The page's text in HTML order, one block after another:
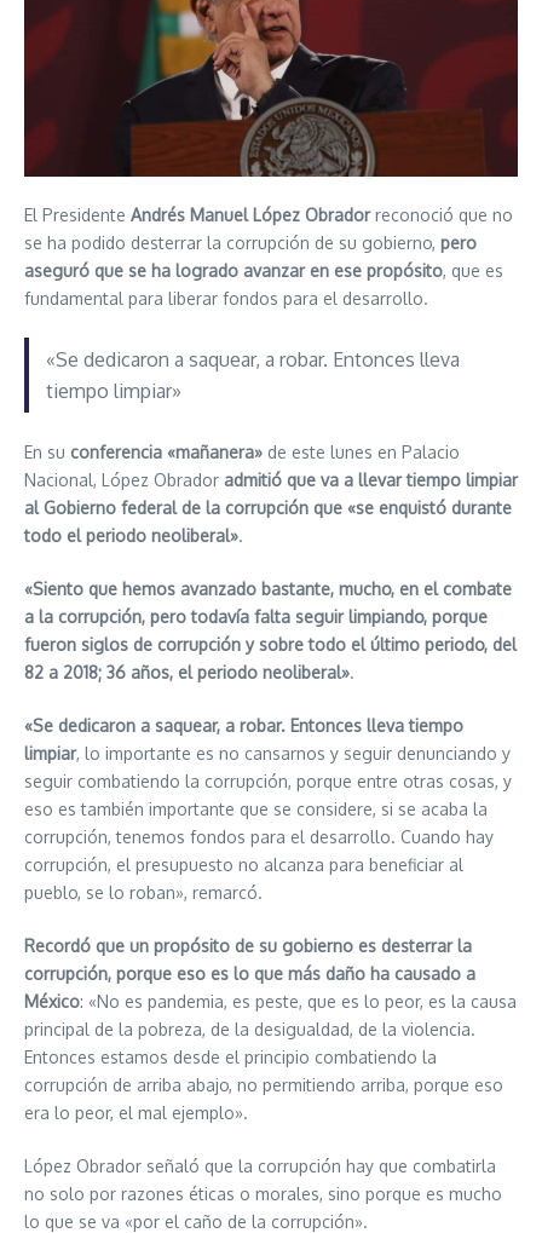
El Presidente Andrés Manuel López Obradorreconoció que no
se ha podido desterrar la corrupción de su gobierno, pero
aseguró que se ha logrado avanzar en ese propósito, que es
fundamental para liberar fondos para el desarrollo.
«Se dedicaron a saquear, a robar. Entonces lleva
tiempo limpiar»
En su conferencia «mañanera» de este lunes en Palacio
Nacional, López Obrador admitió que va a llevar tiempo limpiar
al Gobierno federal de la corrupción que «se enquistó durante
todo el periodo neoliberal».
«Siento que hemos avanzado bastante, mucho, en el combate
a la corrupción, pero todavía falta seguir limpiando, porque
fueron siglos de corrupción y sobre todo el último periodo, del
82 a 2018; 36 años, el periodo neoliberal».
«Se dedicaron a saquear, a robar. Entonces lleva tiempo
limpiar, lo importante es no cansarnos y seguir denunciando y
seguir combatiendo la corrupción, porque entre otras cosas, y
eso es también importante que se considere, si se acaba la
corrupción, tenemos fondos para el desarrollo. Cuando hay
corrupción, el presupuesto no alcanza para beneficiar al
pueblo, se lo roban», remarcó.
Recordó que un propósito de su gobierno es desterrar la
corrupción, porque eso es lo que más daño ha causado a
México: «No es pandemia, es peste, que es lo peor, es la causa
principal de la pobreza, de la desigualdad, de la violencia.
Entonces estamos desde el principio combatiendo la
corrupción de arriba abajo, no permitiendo arriba, porque eso
era lo peor, el mal ejemplo».
López Obrador señaló que la corrupción hay que combatirla
no solo por razones éticas o morales, sino porque es mucho
lo que se va «por el caño de la corrupción».